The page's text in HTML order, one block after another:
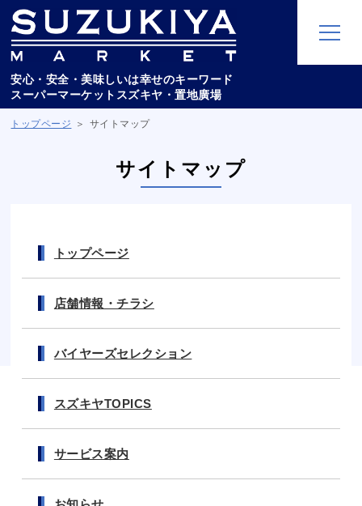
安心・安全・美味しいは幸せのキーワード
スーパーマーケットスズキヤ・置地廣場
トップページ サイトマップ
サイトマップ
トップページ
店舗情報・チラシ
バイヤーズセレクション
スズキヤTOPICS
サービス案内